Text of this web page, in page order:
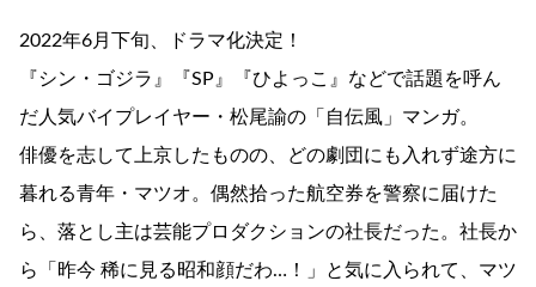
2022年6月下旬、ドラマ化決定！
『シン・ゴジラ』『SP』『ひよっこ』などで話題を呼ん
だ人気バイプレイヤー・松尾諭の「自伝風」マンガ。
俳優を志して上京したものの、どの劇団にも入れず途方に
暮れる青年・マツオ。偶然拾った航空券を警察に届けた
ら、落とし主は芸能プロダクションの社長だった。社長か
ら「昨今 稀に見る昭和顔だわ…！」と気に入られて、マツ